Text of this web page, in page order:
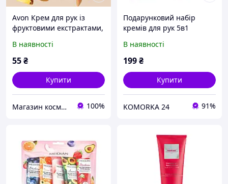
Avon Крем для рук із
фруктовими екстрактами,
В наявності
55₴
Купити
Магазин косметики та ароматів 100%
Подарунковий набір
кремів для рук 5в1
В наявності
199₴
Купити
KOMORKA 24 91%